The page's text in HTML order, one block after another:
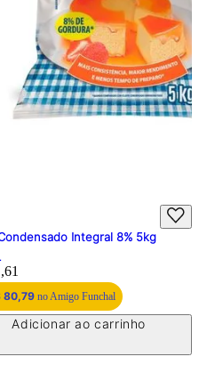
Integral 8% 5kg
80,79no Amigo Funchal
Adicionar ao carrinho